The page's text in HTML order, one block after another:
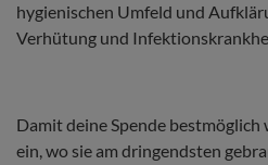
hygienischen Umfeld und
Verhütung und
Damit deine Spende
ein, wo sie am dringendsten